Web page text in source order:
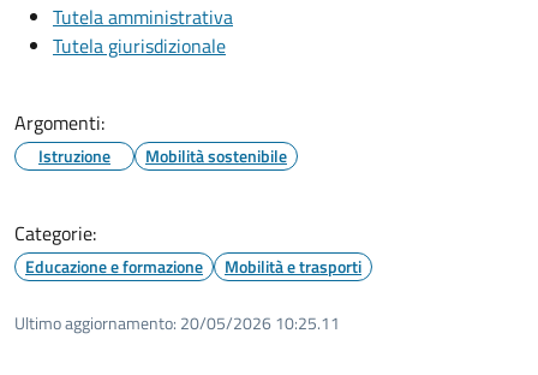
Tutela amministrativa
Tutela giurisdizionale
Argomenti:
Istruzione Mobilità sostenibile
Categorie:
Educazione e formazione Mobilità e trasporti
Ultimo aggiornamento: 20/05/2026 10:25.11